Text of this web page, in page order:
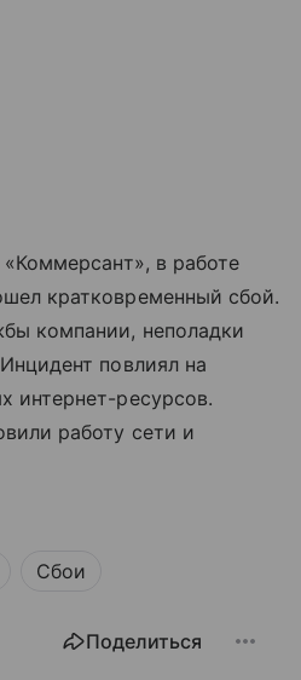
«Коммерсант», в работе
кратковременный сбой.
компании, неполадки
повлиял на
интернет-ресурсов.
работу сети и
Сбои
Поделиться